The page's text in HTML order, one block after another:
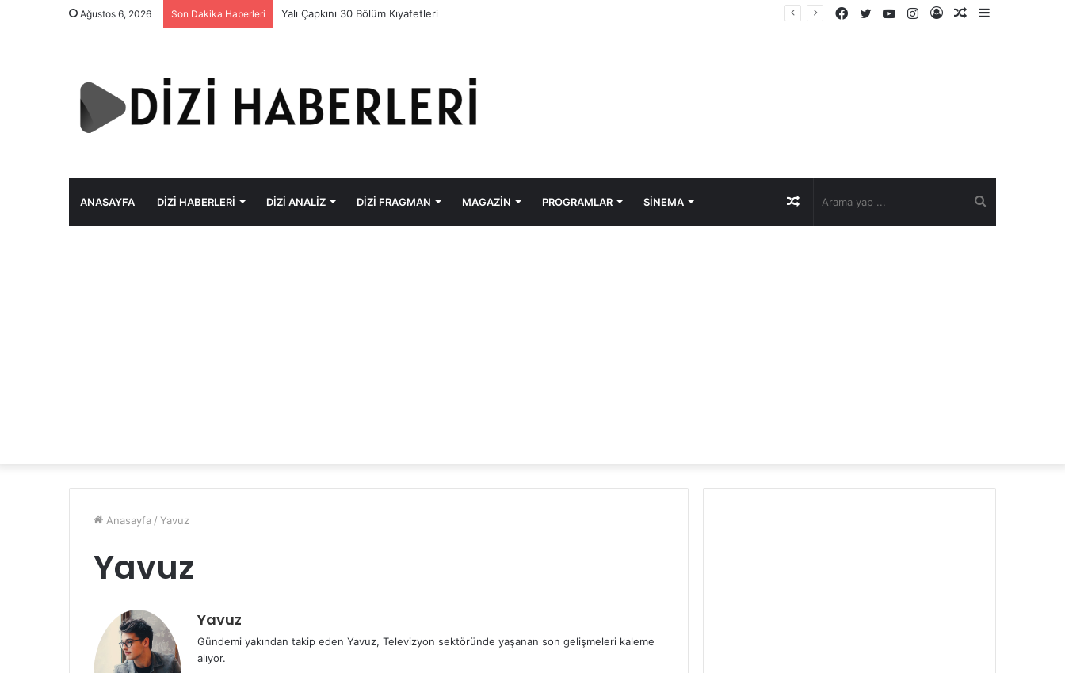
Ağustos 6, 2026 Son Dakika Haberleri Yalı Çapkını 30 Bölüm Kıyafetleri
Rastgele
Kayıt
Instagram
YouTube
Twitter
Facebook
ANASAYFA DIZI HABERLERI DIZI ANALIZ DIZI FRAGMAN MAGAZIN PROGRAMLAR SINEMA Rastgele
Anasayfa / Yavuz
Yavuz
Yavuz
Gündemi yakından takip eden Yavuz, Televizyon sektöründe yaşanan son gelişmeleri kaleme
alıyor.